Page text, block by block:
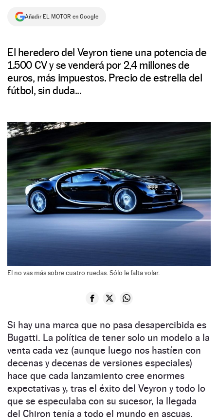
NEWSLETTER
Añadir EL MOTOR en Google
El heredero del Veyron tiene una potencia de
1.500 CV y se venderá por 2,4 millones de
euros, más impuestos. Precio de estrella del
fútbol, sin duda...
El no vas más sobre cuatro ruedas. Sólo le falta volar.
Si hay una marca que no pasa desapercibida es
Bugatti. La política de tener solo un modelo a la
venta cada vez (aunque luego nos hastíen con
decenas y decenas de versiones especiales)
hace que cada lanzamiento cree enormes
expectativas y, tras el éxito del Veyron y todo lo
que se especulaba con su sucesor, la llegada
del Chiron tenía a todo el mundo en ascuas.